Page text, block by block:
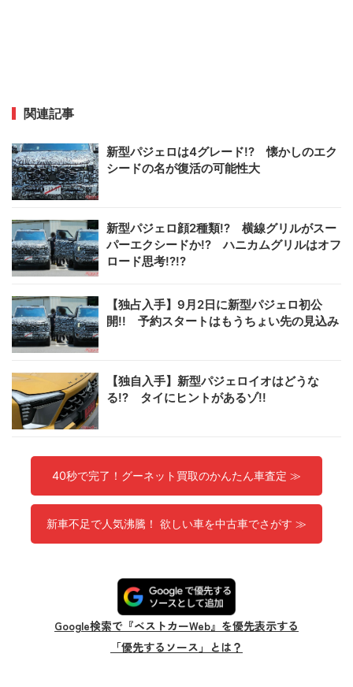
関連記事
新型パジェロは4グレード!? 懐かしのエク
シードの名が復活の可能性大
新型パジェロ顔2種類!? 横線グリルがスー
パーエクシードか!? ハニカムグリルはオフ
ロード思考!?!?
【独占入手】9月2日に新型パジェロ初公
開!! 予約スタートはもうちょい先の見込み
【独自入手】新型パジェロイオはどうな
る!? タイにヒントがあるゾ!!
40秒で完了！グーネット買取のかんたん車査定 ≫
新車不足で人気沸騰！ 欲しい車を中古車でさがす ≫
Google検索で『ベストカーWeb』を優先表示する
「優先するソース」とは？